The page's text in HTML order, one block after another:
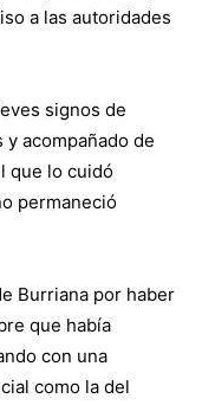
a las autoridades
signos de
acompañado de
que lo cuidó
permaneció
Burriana por haber
que había
con una
como la del